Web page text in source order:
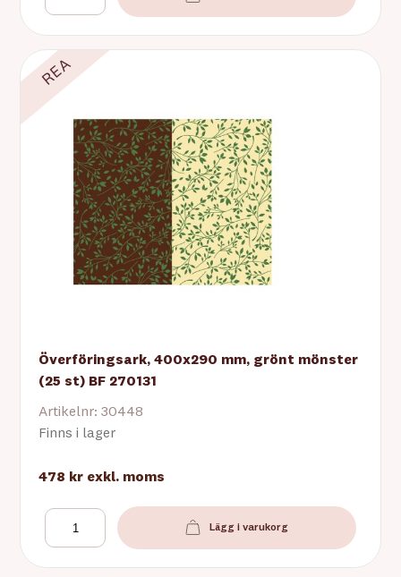
REA
Överföringsark, 400x290 mm, grönt mönster
(25 st) BF 270131
Artikelnr: 30448
Finns i lager
478 kr exkl. moms
Lägg i varukorg